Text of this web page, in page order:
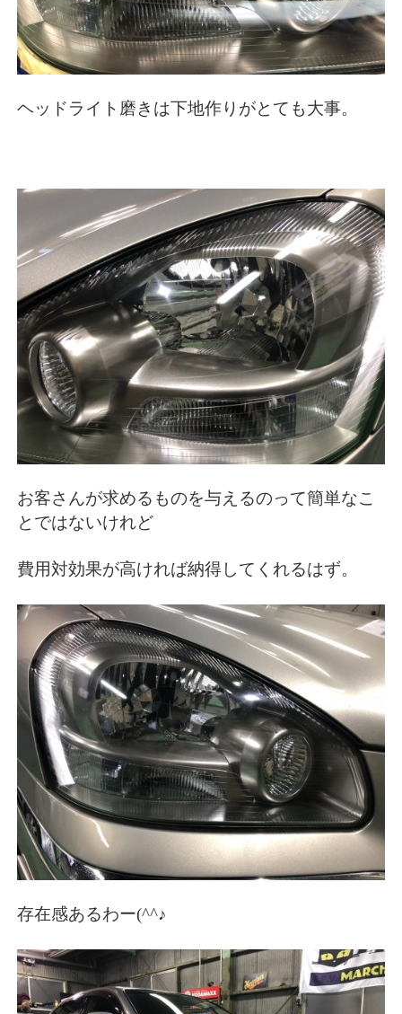
ヘッドライト磨きは下地作りがとても大事。
お客さんが求めるものを与えるのって簡単なこ
とではないけれど
費用対効果が高ければ納得してくれるはず。
存在感あるわー(^^♪